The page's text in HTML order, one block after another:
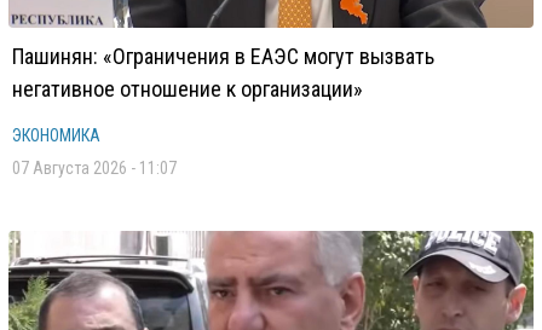
Пашинян: «Ограничения в ЕАЭС могут вызвать
негативное отношение к организации»
ЭКОНОМИКА
07 Августа 2026 - 11:07